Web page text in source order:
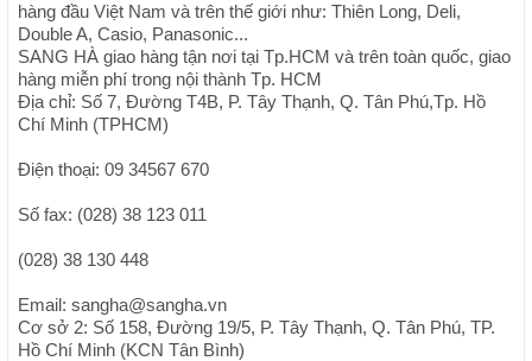
hàng đầu Việt Nam và trên thế giới như: Thiên Long, Deli,
Double A, Casio, Panasonic...
SANG HÀ giao hàng tận nơi tại Tp.HCM và trên toàn quốc, giao
hàng miễn phí trong nội thành Tp. HCM
Địa chỉ: Số 7, Đường T4B, P. Tây Thạnh, Q. Tân Phú,Tp. Hồ
Chí Minh (TPHCM)
Điện thoại: 09 34567 670
Số fax: (028) 38 123 011
(028) 38 130 448
Email: sangha@sangha.vn
Cơ sở 2: Số 158, Đường 19/5, P. Tây Thạnh, Q. Tân Phú, TP.
Hồ Chí Minh (KCN Tân Bình)